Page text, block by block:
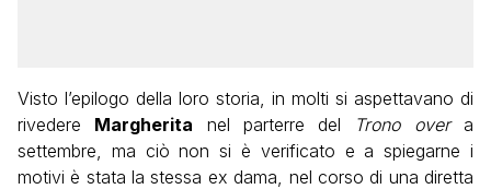
Visto l’epilogo della loro storia, in molti si aspettavano di
rivedere Margherita nel parterre del Trono overa
settembre, ma ciò non si è verificato e a spiegarne i
motivi è stata la stessa ex dama, nel corso di una diretta